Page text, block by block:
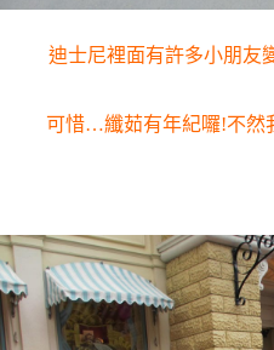
迪士尼裡面有許多小朋友
可惜…纖茹有年紀囉!不然